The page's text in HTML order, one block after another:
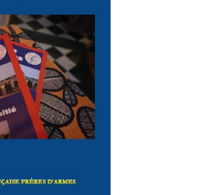
et de liaison
(réédition de Héros